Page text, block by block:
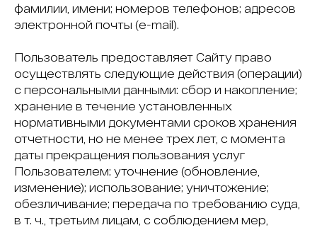
фамилии, имени; номеров телефонов; адресов
электронной почты (e-mail).
Пользователь предоставляет Сайту право
осуществлять следующие действия (операции)
с персональными данными: сбор и накопление;
хранение в течение установленных
нормативными документами сроков хранения
отчетности, но не менее трех лет, с момента
даты прекращения пользования услуг
Пользователем; уточнение (обновление,
изменение); использование; уничтожение;
обезличивание; передача по требованию суда,
в т. ч., третьим лицам, с соблюдением мер,